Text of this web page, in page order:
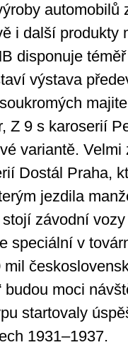
automobilů
i další produkty
disponuje
výstava
Z 9 s karoserií
variantě.
Dostál Praha,
jezdila
závodní
speciální v
budou moci
startovaly
1931–1937.